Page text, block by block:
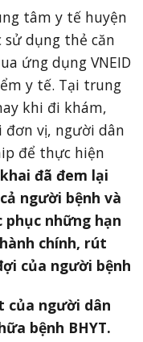
tâm y tế huyện
sử dụng thẻ căn
ứng dụng VNEID
y tế. Tại trung
khi đi khám,
vị, người dân
để thực hiện
đã đem lại
người bệnh và
phục những hạn
chính, rút
của người bệnh
của người dân
bệnh BHYT.